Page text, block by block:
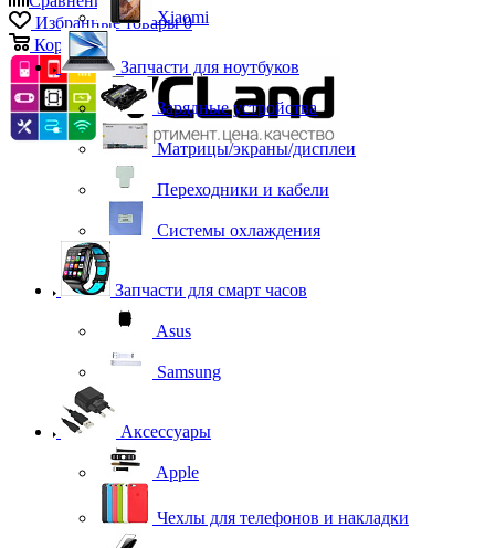
Избранные товары 0
Корзина 0
Xiaomi
Запчасти для ноутбуков
Зарядные устройства
Матрицы/экраны/дисплеи
Переходники и кабели
Системы охлаждения
Запчасти для смарт часов
Asus
Samsung
Аксессуары
Apple
Чехлы для телефонов и накладки